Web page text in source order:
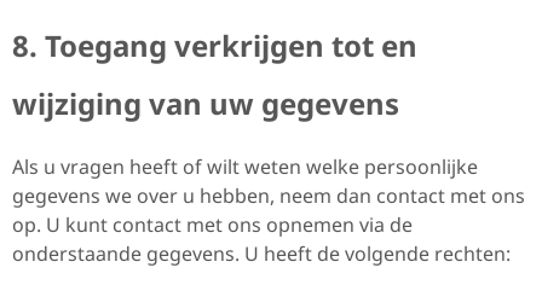
8. Toegang verkrijgen tot en
wijziging van uw gegevens
Als u vragen heeft of wilt weten welke persoonlijke
gegevens we over u hebben, neem dan contact met ons
op. U kunt contact met ons opnemen via de
onderstaande gegevens. U heeft de volgende rechten: